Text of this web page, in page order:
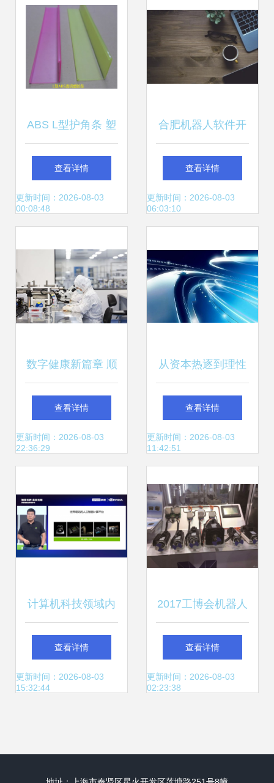
ABS L型护角条 塑
胶挤出加工在计算
机科技领域的技术
查看详情
更新时间：2026-08-03
00:08:48
合肥机器人软件开
发公司 引领计算机
科技领域内的技术
查看详情
更新时间：2026-08-03
06:03:10
数字健康新篇章 顺
义区以计算机科技
创新驱动医药产业
查看详情
更新时间：2026-08-03
22:36:29
从资本热逐到理性
回归 区块链技术的
跌宕十年
查看详情
更新时间：2026-08-03
11:42:51
计算机科技领域内
的技术开发 创新与
挑战
查看详情
更新时间：2026-08-03
15:32:44
2017工博会机器人
展 新科技繁花入
眼，智能制造近在
查看详情
更新时间：2026-08-03
02:23:38